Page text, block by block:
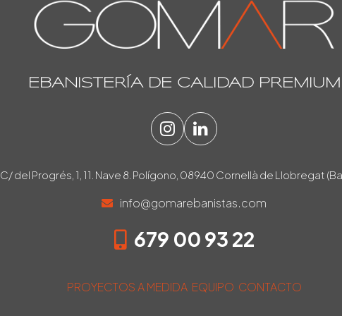
EBANISTERÍA DE CALIDAD PREMIUM
Instagram
LinkedIn
C/ del Progrés, 1, 11. Nave 8. Polígono, 08940 Cornellà de Llobregat
info@gomarebanistas.com
679 00 93 22
PROYECTOS A MEDIDA EQUIPO CONTACTO